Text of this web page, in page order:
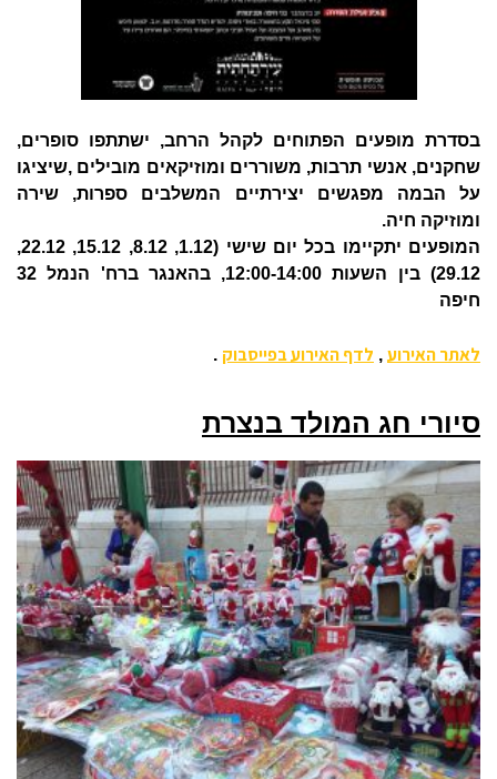
בסדרת מופעים הפתוחים לקהל הרחב, ישתתפו סופרים,
שחקנים, אנשי תרבות, משוררים ומוזיקאים מובילים ,שיציגו
על הבמה מפגשים יצירתיים המשלבים ספרות, שירה
ומוזיקה חיה.
המופעים יתקיימו בכל יום שישי (1.12, 8.12, 15.12, 22.12,
29.12) בין השעות 12:00-14:00, בהאנגר ברח' הנמל 32
חיפה
לאתר האירוע , לדף האירוע בפייסבוק .
סיורי חג המולד בנצרת